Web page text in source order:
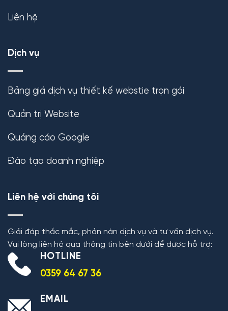
Liên hệ
Dịch vụ
Bảng giá dịch vụ thiết kế webstie trọn gói
Quản trị Website
Quảng cáo Google
Đào tạo doanh nghiệp
Liên hệ với chúng tôi
Giải đáp thắc mắc, phản nàn dịch vụ và tư vấn dịch vụ.
Vui lòng liên hệ qua thông tin bên dưới để được hỗ trợ:
HOTLINE
0359 64 67 36
EMAIL